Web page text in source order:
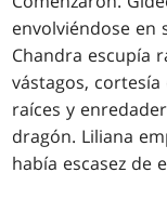
envolviéndose en
Chandra escupía
vástagos,
raíces y
dragón. Liliana
había escasez de